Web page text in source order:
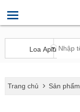
Trang chủ Sản phẩm